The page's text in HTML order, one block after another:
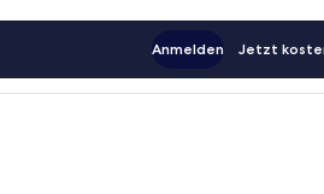
Anmelden Jetzt